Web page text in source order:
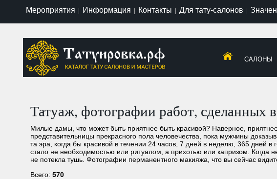
Мероприятия Информация Контакты Для тату-салонов
САЛОНЫ
Татуаж, фотографии работ, сделанных
Милые дамы, что может быть приятнее быть красивой? Наверное,
представительницы прекрасного пола человечества, пока мужчины
та эра, когда бы красивой в течении 24 часов, 7 дней в неделю, 365 дней
стало не необходимостью или ритуалом, а прихотью или капризом. Когда
не потекла тушь. Фотографии перманентного макияжа, что вы сейчас
Всего: 570